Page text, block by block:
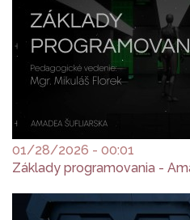
01/28/2026 - 00:01
Základy programovania -